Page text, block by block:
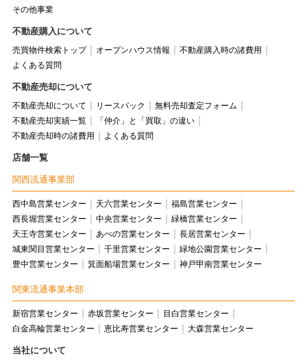
その他事業
不動産購入について
売買物件検索トップ オープンハウス情報
不動産購入時の諸費用
よくある質問
不動産売却について
不動産売却について リースバック
無料売却査定フォーム
不動産売却実績一覧
「仲介」と「買取」の違い
不動産売却時の諸費用
よくある質問
店舗一覧
関西流通事業部
西中島営業センター 天六営業センター
福島営業センター
西長堀営業センター
中央営業センター
緑橋営業センター
天王寺営業センター
あべの営業センター
長居営業センター
城東関目営業センター
千里営業センター
緑地公園営業センター
豊中営業センター
箕面船場営業センター 神戸甲南営業センター
関東流通事業本部
新宿営業センター 赤坂営業センター
目白営業センター
白金高輪営業センター
恵比寿営業センター 大森営業センター
当社について